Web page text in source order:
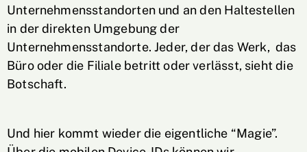
Unternehmensstandorten und an den Haltestellen
in der direkten Umgebung der
Unternehmensstandorte. Jeder, der das Werk, das
Büro oder die Filiale betritt oder verlässt, sieht die
Botschaft.
Und hier kommt wieder die eigentliche “Magie”.